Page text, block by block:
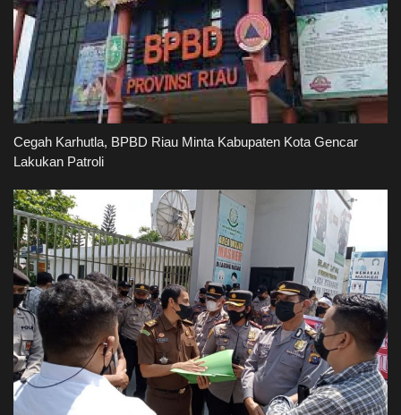
Cegah Karhutla, BPBD Riau Minta Kabupaten Kota Gencar
Lakukan Patroli